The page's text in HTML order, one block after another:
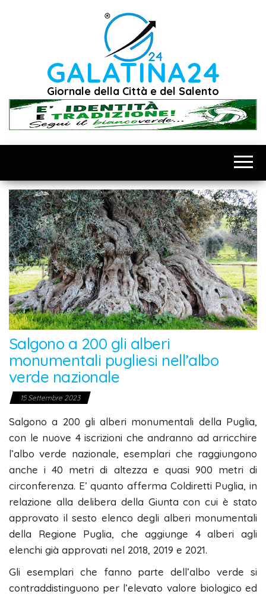
GALATINA24
Giornale della Città e del Salento
Salgono a 200 gli alberi
monumentali pugliesi nell’albo
verde nazionale
15 Settembre 2023
Salgono a 200 gli alberi monumentali della Puglia,
con le nuove 4 iscrizioni che andranno ad arricchire
l’albo verde nazionale, esemplari che raggiungono
anche i 40 metri di altezza e quasi 900 metri di
circonferenza. E’ quanto afferma Coldiretti Puglia, in
relazione alla delibera della Giunta con cui è stato
approvato il sesto elenco degli alberi monumentali
della Regione Puglia, che aggiunge 4 alberi agli
elenchi già approvati nel 2018, 2019 e 2021.
Gli esemplari che fanno parte dell’albo verde si
contraddistinguono per l’elevato valore biologico ed